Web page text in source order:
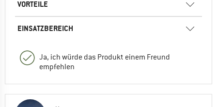
VORTEILE
EINSATZBEREICH
Ja, ich würde das Produkt einem Freund
empfehlen